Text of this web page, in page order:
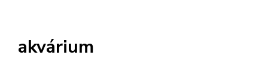
akvárium